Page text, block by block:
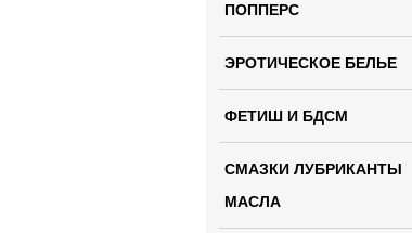
ПОППЕРС
ЭРОТИЧЕСКОЕ БЕЛЬЕ
ФЕТИШ И БДСМ
СМАЗКИ ЛУБРИКАНТЫ
МАСЛА